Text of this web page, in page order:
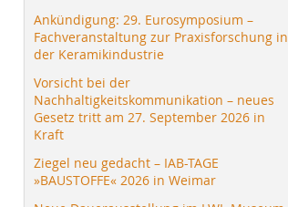
Ankündigung: 29. Eurosymposium –
Fachveranstaltung zur Praxisforschung in
der Keramikindustrie
Vorsicht bei der
Nachhaltigkeitskommunikation – neues
Gesetz tritt am 27. September 2026 in
Kraft
Ziegel neu gedacht – IAB-TAGE
»BAUSTOFFE« 2026 in Weimar